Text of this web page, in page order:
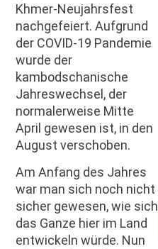
Khmer-Neujahrsfest
nachgefeiert. Aufgrund
der COVID-19 Pandemie
wurde der
kambodschanische
Jahreswechsel, der
normalerweise Mitte
April gewesen ist, in den
August verschoben.
Am Anfang des Jahres
war man sich noch nicht
sicher gewesen, wie sich
das Ganze hier im Land
entwickeln würde. Nun